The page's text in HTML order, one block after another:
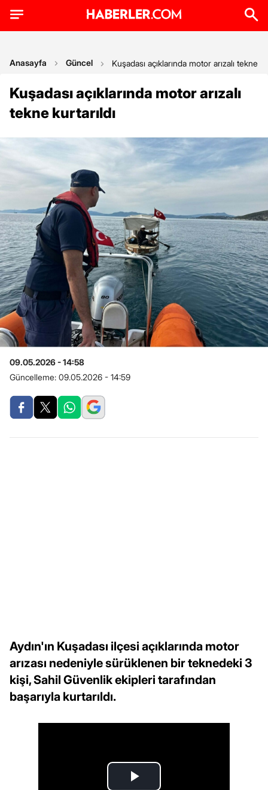
Anasayfa Güncel Kuşadası açıklarında motor arızalı tekne
Kuşadası açıklarında motor arızalı
tekne kurtarıldı
09.05.2026 - 14:58
Güncelleme: 09.05.2026 - 14:59
Aydın'ın Kuşadası ilçesi açıklarında motor
arızası nedeniyle sürüklenen bir teknedeki 3
kişi, Sahil Güvenlik ekipleri tarafından
başarıyla kurtarıldı.